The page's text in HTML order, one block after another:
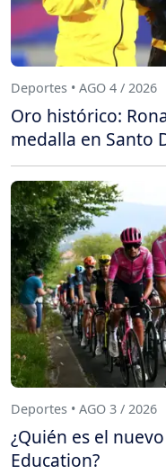
Deportes • AGO 4 / 2026
Oro histórico:
medalla en Santo
Deportes • AGO 3 / 2026
¿Quién es el
Education?